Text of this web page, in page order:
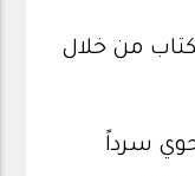
من خلال
سرداً